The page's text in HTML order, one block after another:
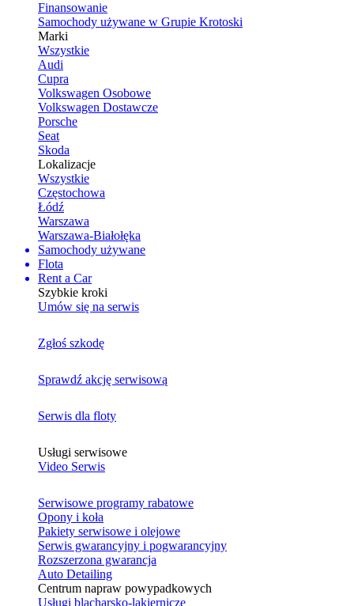
Finansowanie
Samochody używane w Grupie Krotoski
Marki
Wszystkie
Audi
Cupra
Volkswagen Osobowe
Volkswagen Dostawcze
Porsche
Seat
Skoda
Lokalizacje
Wszystkie
Częstochowa
Łódź
Warszawa
Warszawa-Białołęka
Samochody używane
Flota
Rent a Car
Szybkie kroki
Umów się na serwis
Zgłoś szkodę
Sprawdź akcję serwisową
Serwis dla floty
Usługi serwisowe
Video Serwis
Serwisowe programy rabatowe
Opony i koła
Pakiety serwisowe i olejowe
Serwis gwarancyjny i pogwarancyjny
Rozszerzona gwarancja
Auto Detailing
Centrum napraw powypadkowych
Usługi blacharsko-lakiernicze